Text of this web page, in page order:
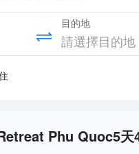
目的地
Phu Quoc5天